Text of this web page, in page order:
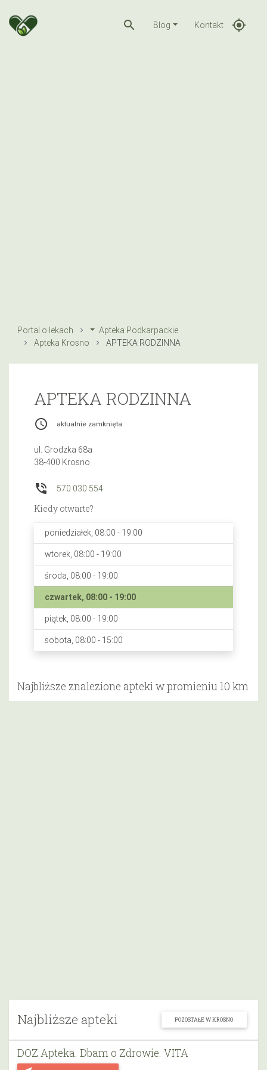
search Blog Kontakt gps_fixed
Portal o lekach
Apteka Podkarpackie
Apteka Krosno
APTEKA RODZINNA
Najbliższe apteki POZOSTAŁE W KROSNO
DOZ Apteka. Dbam o Zdrowie. VITA
APTEKA RODZINNA
access_time aktualnie zamknięta
ul. Grodzka 68a
38-400 Krosno
phone_in_talk 570 030 554
Kiedy otwarte?
poniedziałek, 08:00 - 19:00
wtorek, 08:00 - 19:00
środa, 08:00 - 19:00
czwartek, 08:00 - 19:00
piątek, 08:00 - 19:00
sobota, 08:00 - 15:00
Najbliższe znalezione apteki w promieniu 10 km